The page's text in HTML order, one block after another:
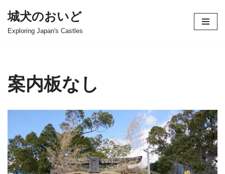
コ
ツ
へ
キ
プ
城犬のおいど
Exploring Japan's Castles
案内板なし